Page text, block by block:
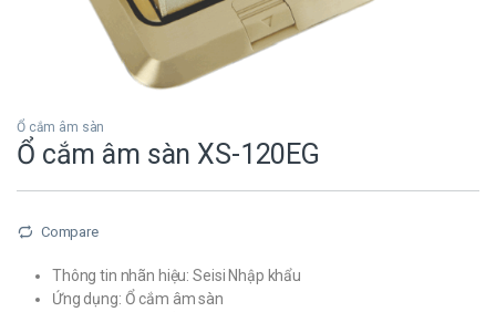
Ổ cắm âm sàn
Ổ cắm âm sàn XS-120EG
Compare
Thông tin nhãn hiệu: Seisi Nhập khẩu
Ứng dụng: Ổ cắm âm sàn